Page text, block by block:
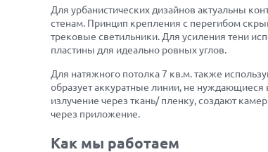
Для урбанистических дизайнов актуальны
стенам. Принцип крепления с перегибом
трековые светильники. Для усиления тени
пластины для идеально ровных углов.
Для натяжного потолка 7 кв.м. также
образует аккуратные линии, не нуждающиеся
излучение через ткань/ пленку, создают
через приложение.
Как мы работаем